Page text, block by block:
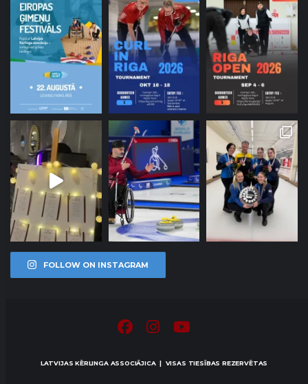
FOLLOW ON INSTAGRAM
LATVIJAS KĒRLINGA ASSOCIĀJICA | VISAS TIESĪBAS REZERVĒTAS